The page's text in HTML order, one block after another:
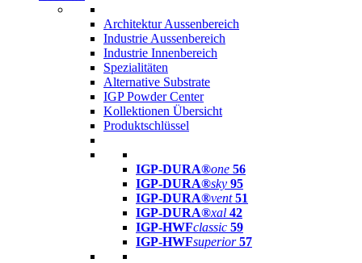
Architektur Aussenbereich
Industrie Aussenbereich
Industrie Innenbereich
Spezialitäten
Alternative Substrate
IGP Powder Center
Kollektionen Übersicht
Produktschlüssel
IGP-DURA®one 56
IGP-DURA®sky 95
IGP-DURA®vent 51
IGP-DURA®xal 42
IGP-HWFclassic 59
IGP-HWFsuperior 57